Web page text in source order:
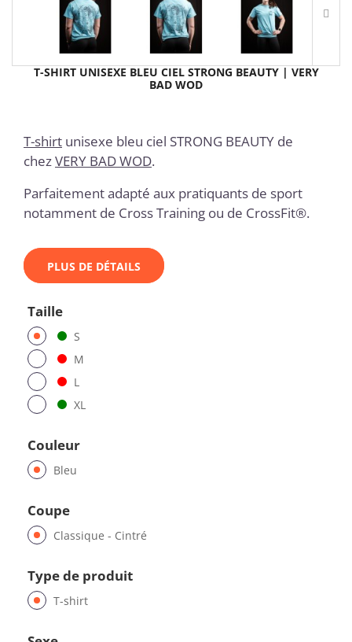
T-SHIRT UNISEXE BLEU CIEL STRONG BEAUTY | VERY
BAD WOD
T-shirt unisexe bleu ciel STRONG BEAUTY de
chezVERY BAD WOD.
Parfaitement adapté aux pratiquants de sport
notamment de Cross Training ou de CrossFit®.
PLUS DE DÉTAILS
Taille
S
M
L
XL
Couleur
Bleu
Coupe
Classique - Cintré
Type de produit
T-shirt